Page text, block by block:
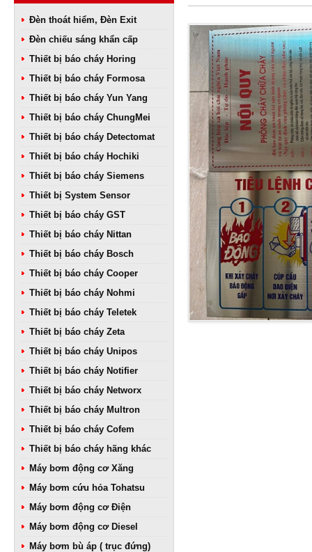
Đèn thoát hiểm, Đèn Exit
Đèn chiếu sáng khẩn cấp
Thiết bị báo cháy Horing
Thiết bị báo cháy Formosa
Thiết bị báo cháy Yun Yang
Thiết bị báo cháy ChungMei
Thiết bị báo cháy Detectomat
Thiết bị báo cháy Hochiki
Thiết bị báo cháy Siemens
Thiết bị System Sensor
Thiết bị báo cháy GST
Thiết bị báo cháy Nittan
Thiết bị báo cháy Bosch
Thiết bị báo cháy Cooper
Thiết bị báo cháy Nohmi
Thiết bị báo cháy Teletek
Thiết bị báo cháy Zeta
Thiết bị báo cháy Unipos
Thiết bị báo cháy Notifier
Thiết bị báo cháy Networx
Thiết bị báo cháy Multron
Thiết bị báo cháy Cofem
Thiết bị báo cháy hãng khác
Máy bơm động cơ Xăng
Máy bơm cứu hỏa Tohatsu
Máy bơm động cơ Điện
Máy bơm động cơ Diesel
Máy bơm bù áp ( trục đứng)